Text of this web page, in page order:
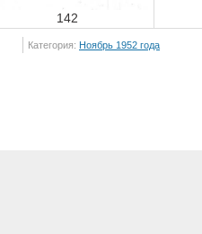
142
Категория: Ноябрь 1952 года